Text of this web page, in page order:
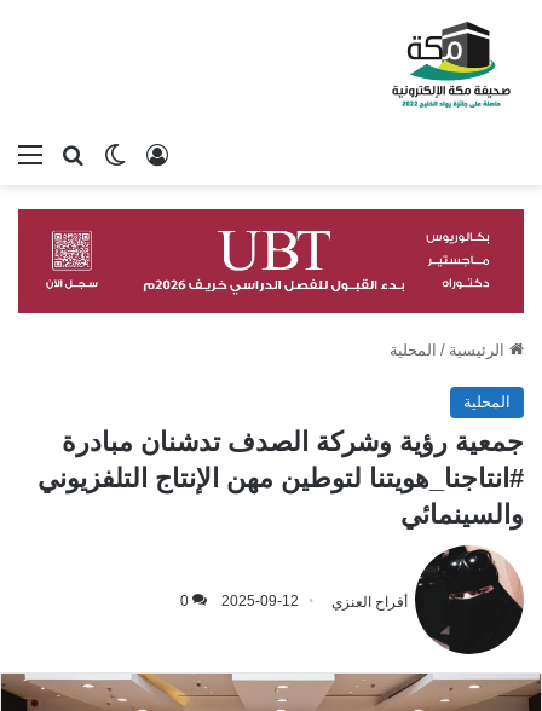
بحثالوضع
تسجيل الدخول
الرئيسية / المحلية
المحلية
جمعية رؤية وشركة الصدف تدشنان مبادرة
#انتاجنا_هويتنا لتوطين مهن الإنتاج التلفزيوني
والسينمائي
أفراح العنزي 2025-09-12
0